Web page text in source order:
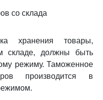
со склада
хранения товары,
складе, должны быть
режиму. Таможенное
производится в